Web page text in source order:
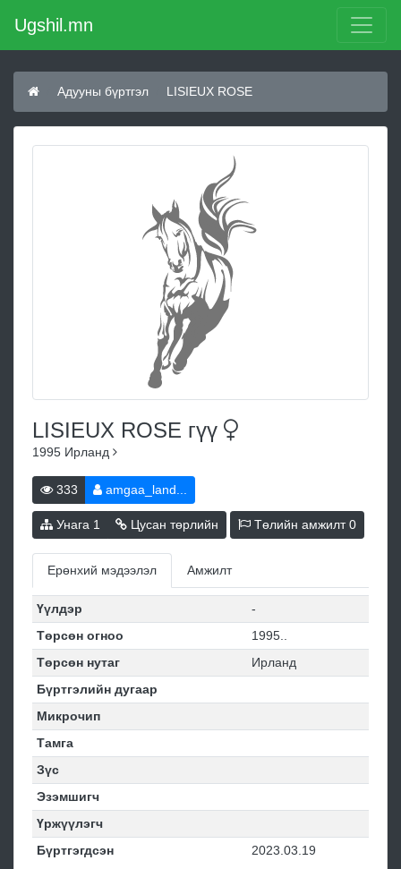
Ugshil.mn
Адууны бүртгэл LISIEUX ROSE
LISIEUX ROSE гүү
1995 Ирланд
333 amgaa_land...
Унага 1 Цусан төрлийн Төлийн амжилт0
Ерөнхий мэдээлэл Амжилт
Үүлдэр
-
Төрсөн огноо
1995..
Төрсөн нутаг
Ирланд
Бүртгэлийн дугаар
Микрочип
Тамга
Зүс
Эзэмшигч
Үржүүлэгч
Бүртгэгдсэн
2023.03.19